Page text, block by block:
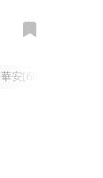
華安(6657)